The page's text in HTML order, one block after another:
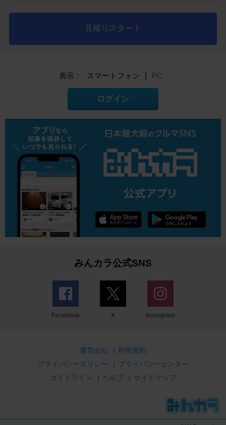
見積りスタート
表示： スマートフォン | PC
ログイン
みんカラ公式SNS
Facebook X Instagram
運営会社 | 利用規約
プライバシーポリシー
| プライバシーセンター
ガイドライン
| ヘルプ | サイトマップ